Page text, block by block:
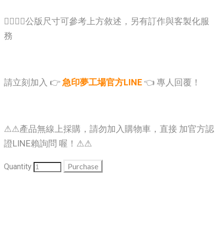
🙋‍♂️🙋‍♂️公版尺寸可參考上方敘述，另有訂作與客製化服
務
請立刻加入 👉急印夢工場官方LINE👈 專人回覆！
⚠⚠產品無線上採購，請勿加入購物車，直接 加官方認
證LINE賴詢問 喔！⚠⚠
Quantity Purchase